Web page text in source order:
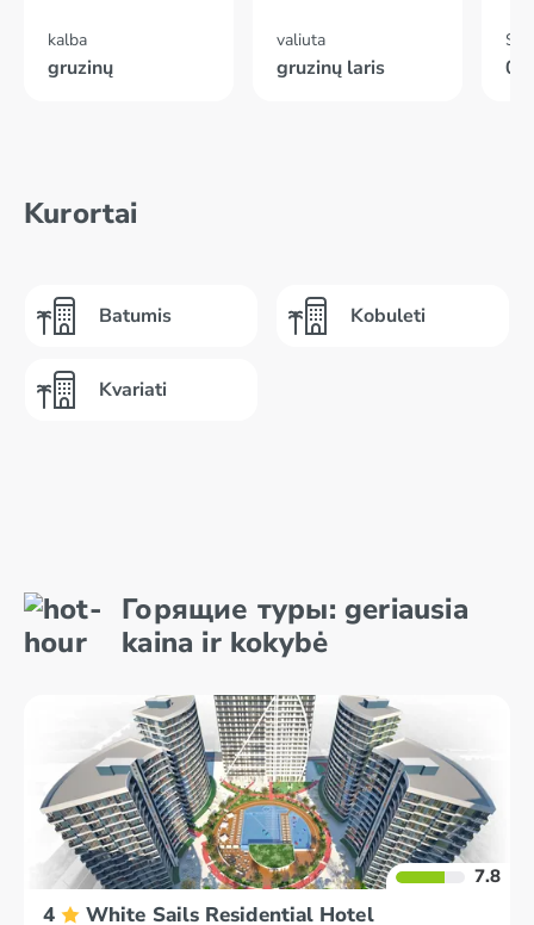
kalba
gruzinų
valiuta
gruzinų laris
Kurortai
Batumis
Kvariati
Kobuleti
Горящие туры: geriausia
kaina ir kokybė
7.8
4 White Sails Residential Hotel